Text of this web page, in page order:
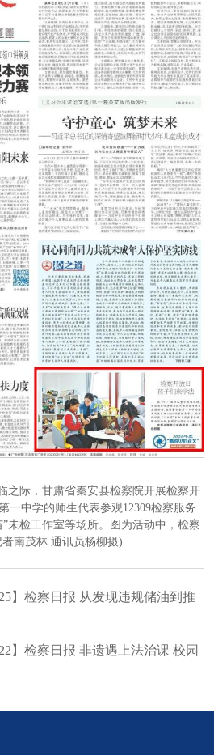
之际，甘肃省秦安县检察院开展检察开
一中学的师生代表参观12309检察服务
未检工作室等场所。图为活动中，检察
南茂林 通讯员杨柳摄)
】检察日报 从发现违规储油到推
】检察日报 非遗遇上法治课 校园